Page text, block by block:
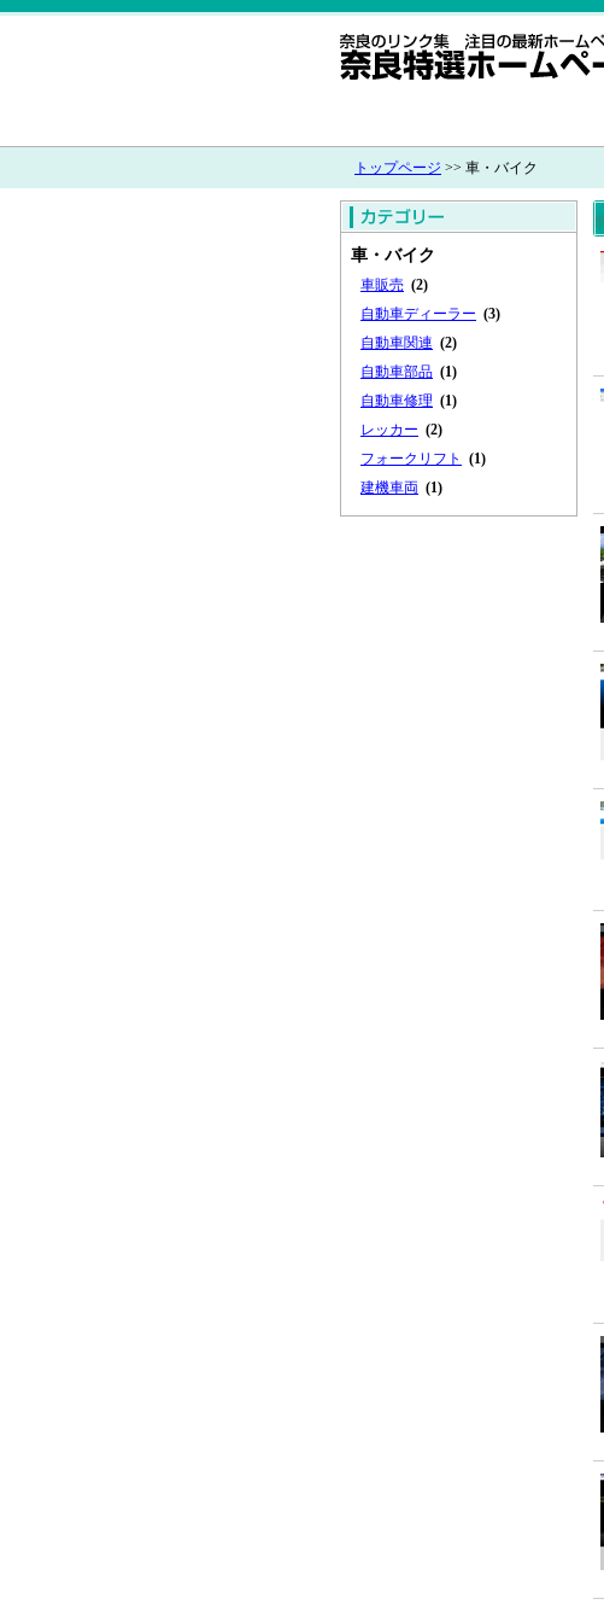
トップページ >> 車・バイク
車・バイク
車販売 (2)
自動車ディーラー (3)
自動車関連 (2)
自動車部品 (1)
自動車修理 (1)
レッカー (2)
フォークリフト
(1)
建機車両 (1)